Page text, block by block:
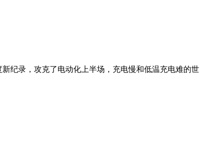
纪录，攻克了电动化上半场，充电慢和低温充电难的世